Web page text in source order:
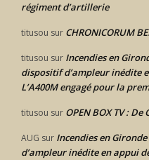
régiment d’artillerie
titusou sur CHRONICORUM
titusou sur Incendies en
dispositif d’ampleur inédite
L’A400M engagé pour la
titusou sur OPEN BOX TV :
AUG sur Incendies en
d’ampleur inédite en appui